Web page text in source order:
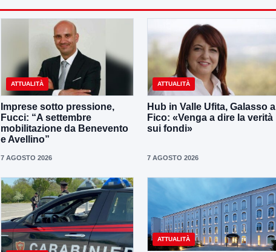
ATTUALITÀ
Imprese sotto pressione,
Fucci: “A settembre
mobilitazione da Benevento
e Avellino”
7 AGOSTO 2026
ATTUALITÀ
Hub in Valle Ufita, Galasso a
Fico: «Venga a dire la verità
sui fondi»
7 AGOSTO 2026
ATTUALITÀ